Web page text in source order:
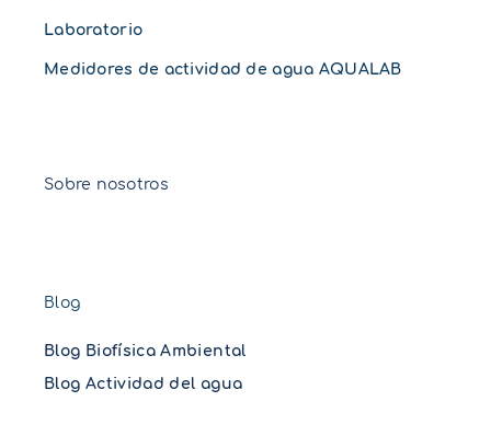
Laboratorio
Medidores de actividad de agua AQUALAB
Sobre nosotros
Blog
Blog Biofísica Ambiental
Blog Actividad del agua